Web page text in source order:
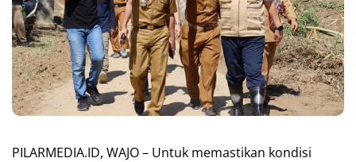
PILARMEDIA.ID, WAJO – Untuk memastikan kondisi